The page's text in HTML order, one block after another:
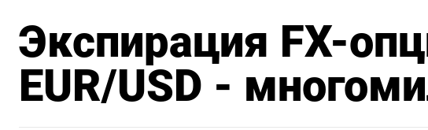
Экспирация FX-
EUR/USD -